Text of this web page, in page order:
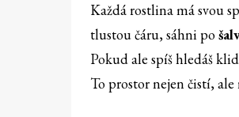
Každá rostlina má svou
tlustou čáru, sáhni po
Pokud ale spíš hledáš
To prostor nejen čistí,